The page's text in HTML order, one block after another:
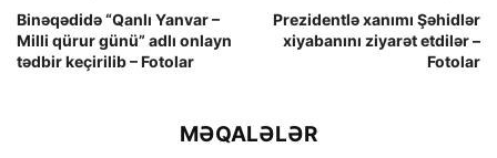
Binəqədidə “Qanlı Yanvar –
Milli qürur günü” adlı onlayn
tədbir keçirilib – Fotolar
Prezidentlə xanımı Şəhidlər
xiyabanını ziyarət etdilər –
Fotolar
MƏQALƏLƏR